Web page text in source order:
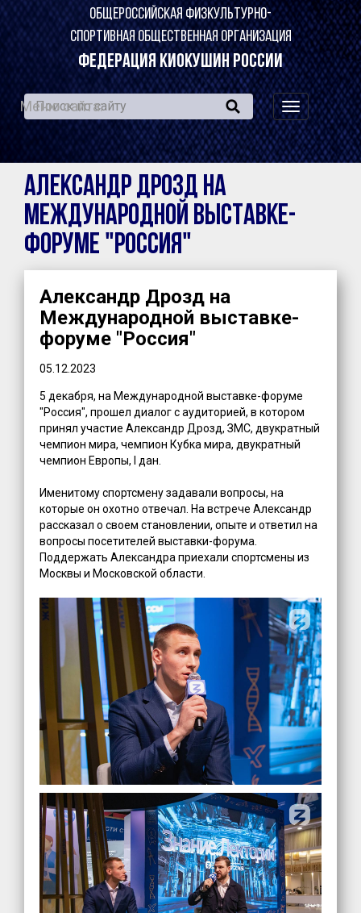
ОБЩЕРОССИЙСКАЯ ФИЗКУЛЬТУРНО-
СПОРТИВНАЯ ОБЩЕСТВЕННАЯ ОРГАНИЗАЦИЯ
ФЕДЕРАЦИЯ КИОКУШИН РОССИИ
навигация
по
сайту
Меню сайта:
Александр Дрозд на
Международной выставке-
форуме "Россия"
Александр Дрозд на
Международной выставке-
форуме "Россия"
05.12.2023
5 декабря, на Международной выставке-форуме
"Россия", прошел диалог с аудиторией, в котором
принял участие Александр Дрозд, ЗМС, двукратный
чемпион мира, чемпион Кубка мира, двукратный
чемпион Европы, I дан.
Именитому спортсмену задавали вопросы, на
которые он охотно отвечал. На встрече Александр
рассказал о своем становлении, опыте и ответил на
вопросы посетителей выставки-форума.
Поддержать Александра приехали спортсмены из
Москвы и Московской области.